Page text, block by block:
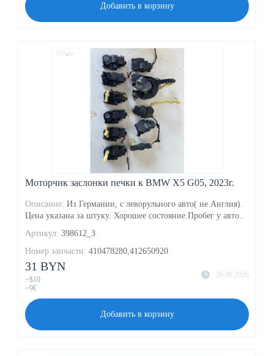
Добавить в корзину
Моторчик заслонки печки к BMW X5 G05, 2023г.
Описание: Из Германии, с леворульного авто( не Англия).
Цена указана за штуку. Хорошее состояние.Пробег у авто..
Артикул: 398612_3
Номер запчасти: 410478280,412650920
26.06.2026
31 BYN
~$10
~9€
Добавить в корзину